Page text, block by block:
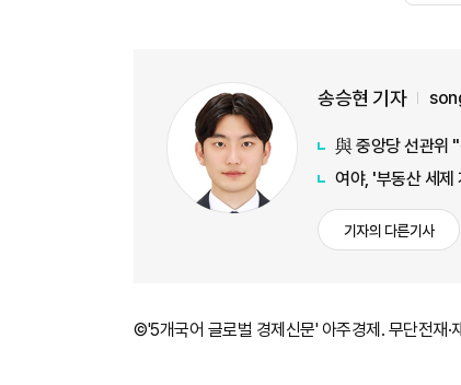
송승현 기자
與 중앙당 선관위
여야, '부동산 세
기자의 다른기사
©'5개국어 글로벌 경제신문' 아주경제. 무단전재·